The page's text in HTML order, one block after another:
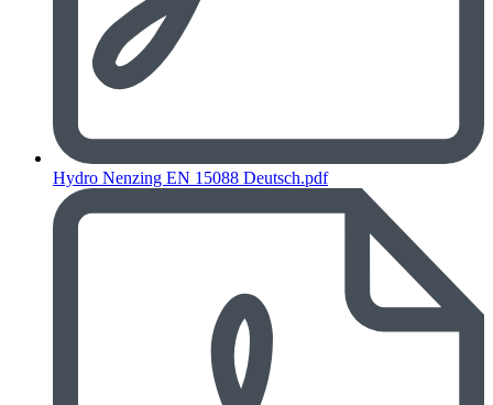
Hydro Nenzing EN 15088 Deutsch.pdf